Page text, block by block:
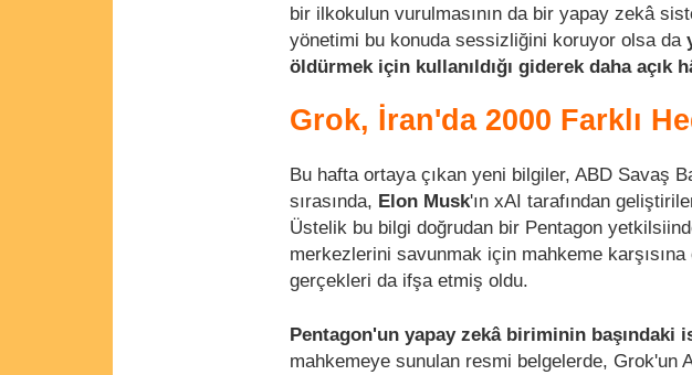
bir ilkokulun vurulmasının da bir yapay zekâ
yönetimi bu konuda sessizliğini koruyor olsa da
öldürmek için kullanıldığı giderek daha açık
Grok, İran'da 2000 Farklı
Bu hafta ortaya çıkan yeni bilgiler, ABD Savaş
sırasında, Elon Musk'ın xAI tarafından
Üstelik bu bilgi doğrudan bir Pentagon
merkezlerini savunmak için mahkeme
gerçekleri da ifşa etmiş oldu.
Pentagon'un yapay zekâ biriminin başındaki
mahkemeye sunulan resmi belgelerde, Grok'un